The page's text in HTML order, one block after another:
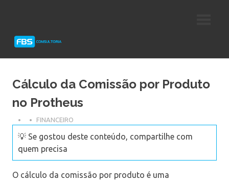
Protheus
Cálculo da Comissão por Produto
no Protheus
FINANCEIRO
💡 Se gostou deste conteúdo, compartilhe com
quem precisa
O cálculo da comissão por produto é uma